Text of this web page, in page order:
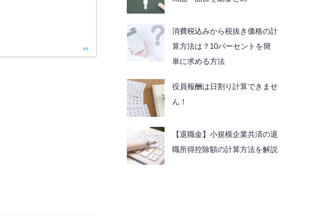
消費税込みから税抜き価格の計
算方法は？10パーセントを簡
単に求める方法
役員報酬は日割り計算できませ
ん！
【退職金】小規模企業共済の退
職所得控除額の計算方法を解説